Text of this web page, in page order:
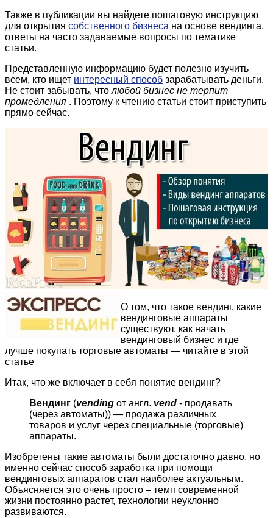
Также в публикации вы найдете пошаговую инструкцию
для открытия собственного бизнеса на основе вендинга,
ответы на часто задаваемые вопросы по тематике
статьи.
Представленную информацию будет полезно изучить
всем, кто ищет интересный способ зарабатывать деньги.
Не стоит забывать, что любой бизнес не терпит
промедления . Поэтому к чтению статьи стоит приступить
прямо сейчас.
О том, что такое вендинг, какие
вендинговые аппараты
существуют, как начать
вендинговый бизнес и где
лучше покупать торговые автоматы — читайте в этой
статье
Итак, что же включает в себя понятие вендинг?
Вендинг (vending от англ. vend - продавать
(через автоматы)) — продажа различных
товаров и услуг через специальные (торговые)
аппараты.
Изобретены такие автоматы были достаточно давно, но
именно сейчас способ заработка при помощи
вендинговых аппаратов стал наиболее актуальным.
Объясняется это очень просто – темп современной
жизни постоянно растет, технологии неуклонно
развиваются.